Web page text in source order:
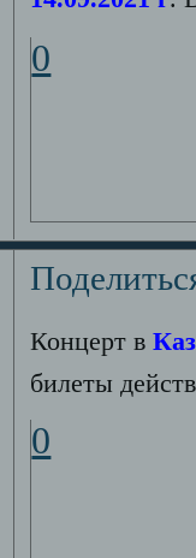
0
Концерт в
билеты
0